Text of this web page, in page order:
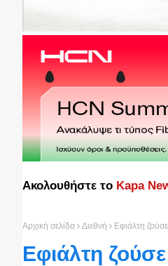
Ακολουθήστε το Kapa
Αρχική σελίδα Διεθνή Εφιάλτη
Εφιάλτη